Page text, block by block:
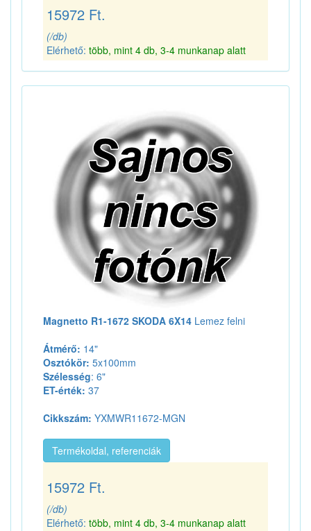
15972 Ft.
(/db)
Elérhető: több, mint 4 db, 3-4 munkanap alatt
Magnetto R1-1672 SKODA 6X14 Lemez felni
Átmérő: 14"
Osztókör: 5x100mm
Szélesség: 6"
ET-érték: 37
Cikkszám: YXMWR11672-MGN
Termékoldal, referenciák
15972 Ft.
(/db)
Elérhető: több, mint 4 db, 3-4 munkanap alatt